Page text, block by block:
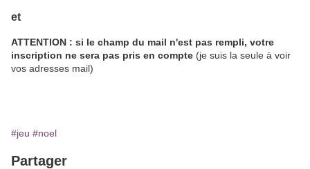
et
ATTENTION : si le champ du mail n'est pas rempli, votre
inscription ne sera pas pris en compte (je suis la seule à voir
vos adresses mail)
#jeu #noel
Partager